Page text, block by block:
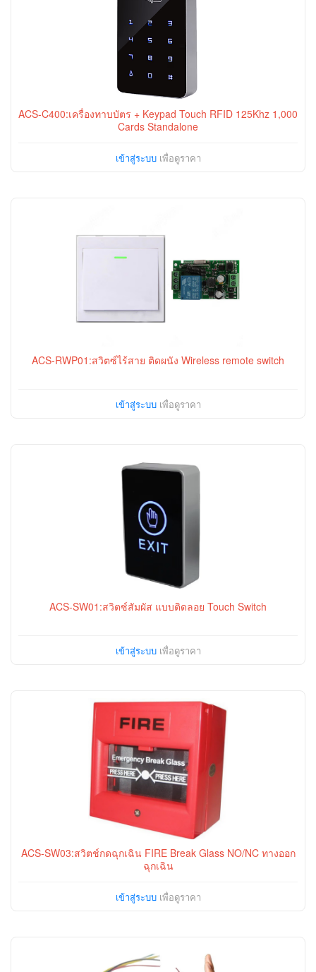
ACS-C400:เครื่องทาบบัตร + Keypad Touch RFID 125Khz 1,000
Cards Standalone
เข้าสู่ระบบเพื่อดูราคา
ACS-RWP01:สวิตซ์ไร้สาย ติดผนัง Wireless remote switch
เข้าสู่ระบบเพื่อดูราคา
ACS-SW01:สวิตซ์สัมผัส แบบติดลอย Touch Switch
เข้าสู่ระบบเพื่อดูราคา
ACS-SW03:สวิตช์กดฉุกเฉิน FIRE Break Glass NO/NC ทางออก
ฉุกเฉิน
เข้าสู่ระบบเพื่อดูราคา